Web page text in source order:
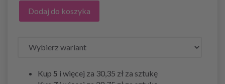
Dodaj do koszyka
Kup 5 i więcej za 30,35 zł za sztukę